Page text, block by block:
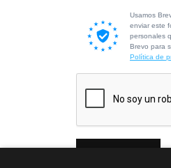
Usamos
enviar este
personales
Brevo para
Política de